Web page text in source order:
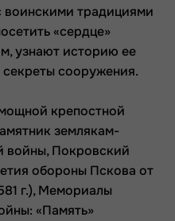
воинскими традициями
«сердце»
узнают историю ее
секреты сооружения.
крепостной
землякам-
войны, Покровский
обороны Пскова от
г.), Мемориалы
«Память»